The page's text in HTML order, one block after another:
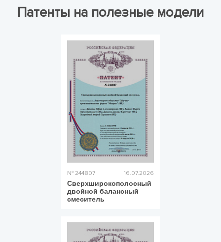
Патенты на полезные модели
№ 244807 16.07.2026
Сверхширокополосный
двойной балансный
смеситель